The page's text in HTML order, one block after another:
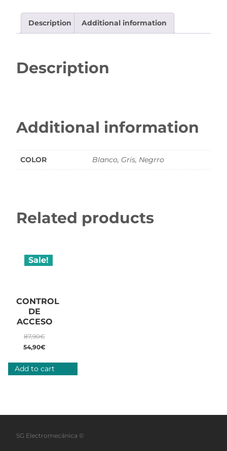
Description Additional information
Description
Additional information
COLOR Blanco, Gris, Negrro
Related products
Sale!
CONTROL
DE
ACCESO
87,90€
54,90€
Add to cart
SG Electromecánica ©